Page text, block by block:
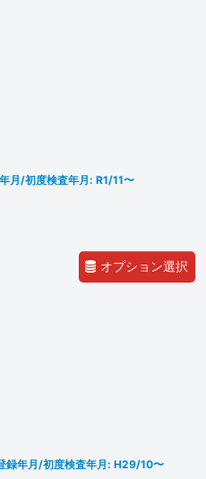
月/初度検査年月: R1/11〜
オプション選択
録年月/初度検査年月: H29/10〜